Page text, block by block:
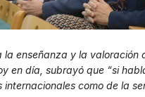
la enseñanza y la valoración
en día, subrayó que “si
internacionales como de la